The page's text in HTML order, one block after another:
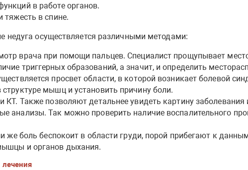
в работе органов.
тяжесть в спине.
недуга осуществляется различными методами:
врача при помощи пальцев. Специалист прощупывает
триггерных образований, а значит, и определить
просвет области, в которой возникает болевой
структуре мышц и установить причину боли.
КТ. Также позволяют детальнее увидеть картину заболевания
анализы. Так можно проверить наличие воспалительного
же боль беспокоит в области груди, порой прибегают к
и органов дыхания.